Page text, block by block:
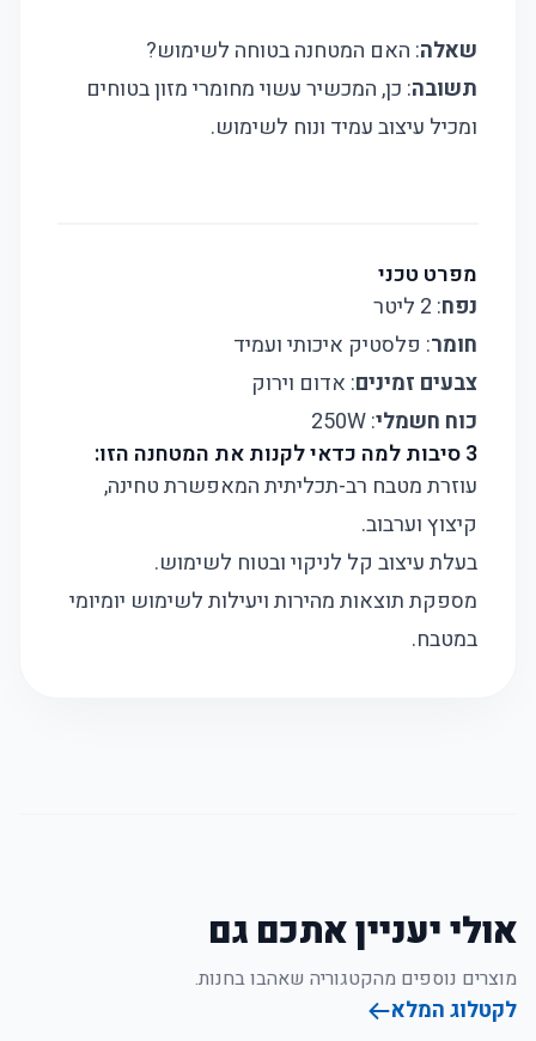
שאלה: האם המטחנה בטוחה לשימוש?
תשובה: כן, המכשיר עשוי מחומרי מזון בטוחים
ומכיל עיצוב עמיד ונוח לשימוש.
מפרט טכני
נפח: 2 ליטר
חומר: פלסטיק איכותי ועמיד
צבעים זמינים: אדום וירוק
כוח חשמלי: 250W
3 סיבות למה כדאי לקנות את המטחנה הזו:
עוזרת מטבח רב-תכליתית המאפשרת טחינה,
קיצוץ וערבוב.
בעלת עיצוב קל לניקוי ובטוח לשימוש.
מספקת תוצאות מהירות ויעילות לשימוש יומיומי
במטבח.
אולי יעניין אתכם גם
מוצרים נוספים מהקטגוריה שאהבו בחנות.
לקטלוג המלא